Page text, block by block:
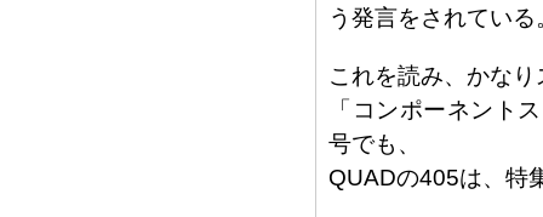
う発言をされている
これを読み、かな
「コンポーネント
号でも、
QUADの405は、特